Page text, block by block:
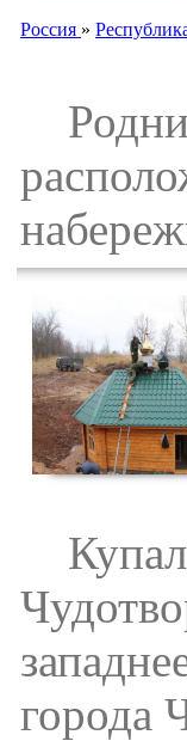
Россия »
города